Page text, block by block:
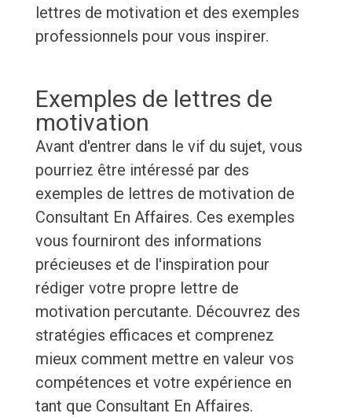
lettres de motivation et des exemples
professionnels pour vous inspirer.
Exemples de lettres de
motivation
Avant d'entrer dans le vif du sujet, vous
pourriez être intéressé par des
exemples de lettres de motivation de
Consultant En Affaires. Ces exemples
vous fourniront des informations
précieuses et de l'inspiration pour
rédiger votre propre lettre de
motivation percutante. Découvrez des
stratégies efficaces et comprenez
mieux comment mettre en valeur vos
compétences et votre expérience en
tant que Consultant En Affaires.